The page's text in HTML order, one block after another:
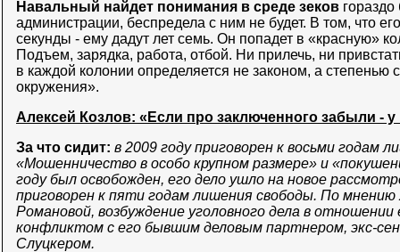
Навальный найдет понимания в среде зеков
администрации, беспредела с ним не будет. В том, что
секунды - ему дадут лет семь. Он попадет в «красную»
Подъем, зарядка, работа, отбой. Ни прилечь, ни
в каждой колонии определяется не законом, а степенью
окружения».
Алексей Козлов: «Если про заключенного забыли - у
За что сидит: в 2009 году приговорен к восьми годам
«Мошенничество в особо крупном размере» и
году был освобожден, его дело ушло на новое
приговорен к пяти годам лишения свободы. По мнению
Романовой, возбуждение уголовного дела в отношении
конфликтом с его бывшим деловым партнером, экс-
Слуцкером.